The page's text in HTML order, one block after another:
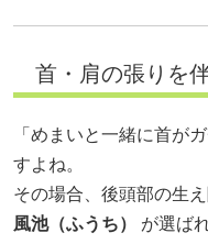
首・肩の張りを
「めまいと一緒に首が
すよね。
その場合、後頭部の生
風池（ふうち）
が選ば